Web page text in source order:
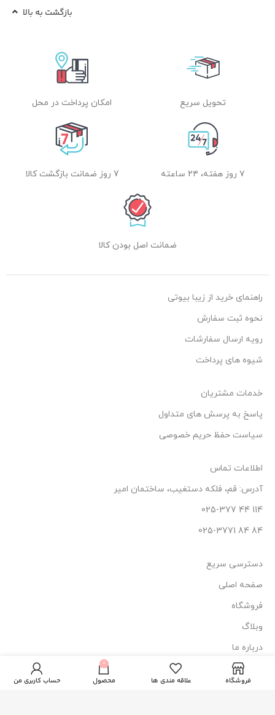
بازگشت به بالا
تحویل سریع امکان پرداخت در محل
۷ روز هفته، ۲۴ ساعته 7 روز ضمانت بازگشت کالا
ضمانت اصل بودن کالا
راهنمای خرید از زیبا بیوتی
نحوه ثبت سفارش
رویه ارسال سفارشات
شیوه های پرداخت
خدمات مشتریان
پاسخ به پرسش های متداول
سیاست حفظ حریم خصوصی
اطلاعات تماس
آدرس: قم، فلکه دستغیب، ساختمان امیر
114 44 025-377
84 84 025-3771
دسترسی سریع
صفحه اصلی
فروشگاه
وبلاگ
درباره ما
تماس با ما
270.000تومان
فروشگاه علاقه مندی ها
0
محصول حساب کاربری من